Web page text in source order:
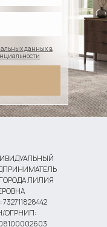
данных в
ЛИЛИЯ
ОГРНИП: